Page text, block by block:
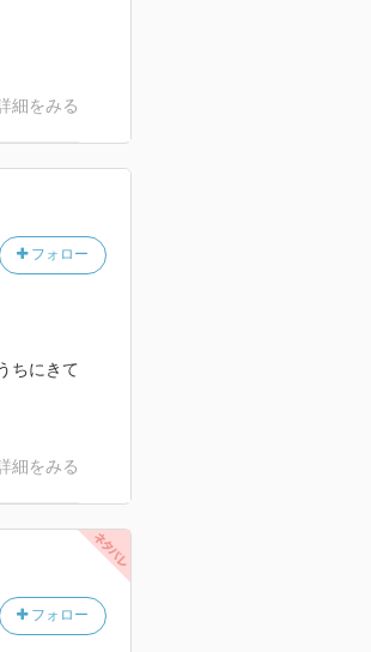
細をみる
フォロー
ちにきて
細をみる
フォロー